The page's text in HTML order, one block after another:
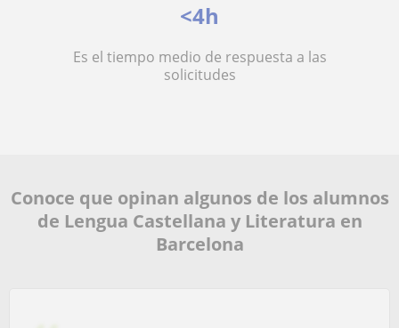
<4h
Es el tiempo medio de respuesta a las
solicitudes
Conoce que opinan algunos de los alumnos
de Lengua Castellana y Literatura en
Barcelona